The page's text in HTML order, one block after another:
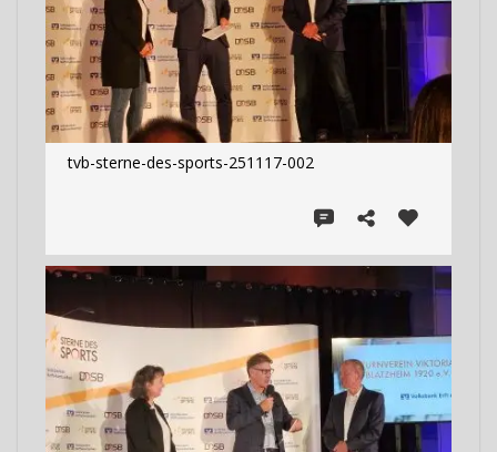
tvb-sterne-des-sports-251117-002